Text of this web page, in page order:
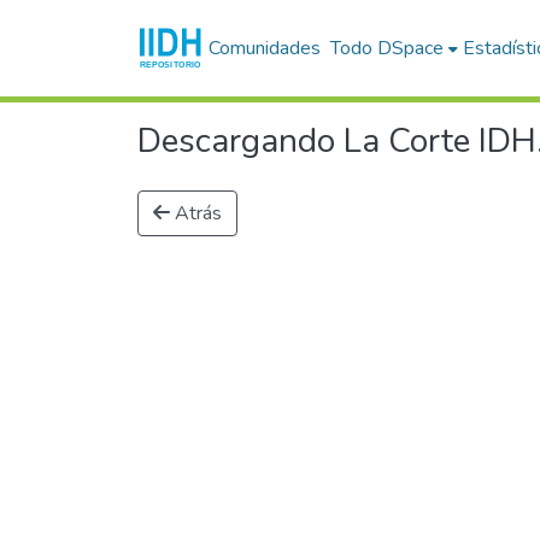
Comunidades Todo DSpace
Descargando La Corte
Atrás